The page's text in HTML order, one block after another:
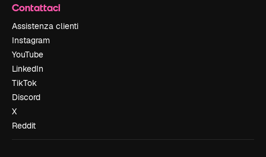
Contattaci
Assistenza clienti
Instagram
YouTube
LinkedIn
TikTok
Discord
X
Reddit